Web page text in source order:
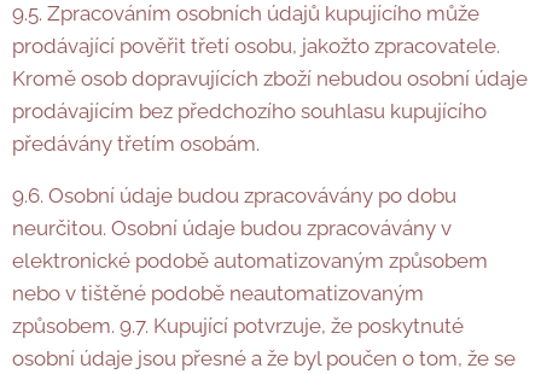
9.5. Zpracováním osobních údajů kupujícího může
prodávající pověřit třetí osobu, jakožto zpracovatele.
Kromě osob dopravujících zboží nebudou osobní údaje
prodávajícím bez předchozího souhlasu kupujícího
předávány třetím osobám.
9.6. Osobní údaje budou zpracovávány po dobu
neurčitou. Osobní údaje budou zpracovávány v
elektronické podobě automatizovaným způsobem
nebo v tištěné podobě neautomatizovaným
způsobem. 9.7. Kupující potvrzuje, že poskytnuté
osobní údaje jsou přesné a že byl poučen o tom, že se